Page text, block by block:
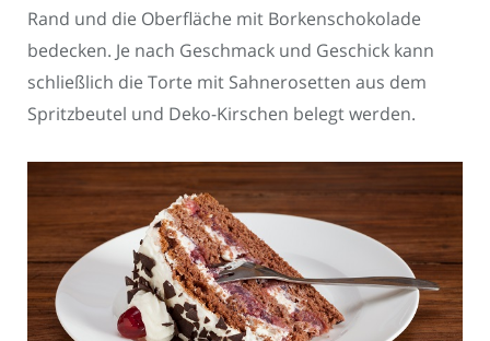
Rand und die Oberfläche mit Borkenschokolade
bedecken. Je nach Geschmack und Geschick kann
schließlich die Torte mit Sahnerosetten aus dem
Spritzbeutel und Deko-Kirschen belegt werden.